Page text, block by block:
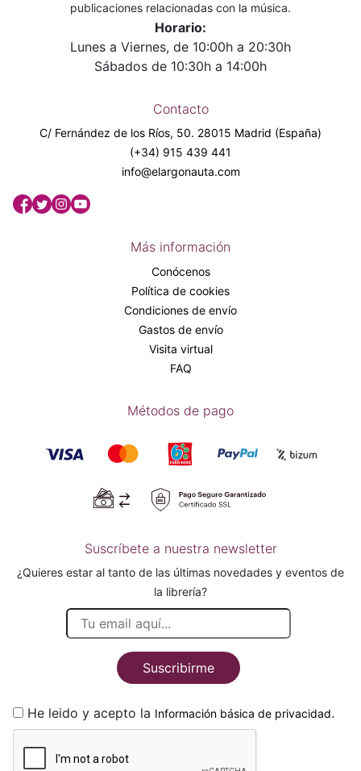
publicaciones relacionadas con la música.
Horario:
Lunes a Viernes, de 10:00h a 20:30h
Sábados de 10:30h a 14:00h
Contacto
C/ Fernández de los Ríos, 50. 28015 Madrid (España)
(+34) 915 439 441
info@elargonauta.com
Más información
Conócenos
Política de cookies
Condiciones de envío
Gastos de envío
Visita virtual
FAQ
Métodos de pago
Suscríbete a nuestra newsletter
¿Quieres estar al tanto de las últimas novedades y eventos de
la librería?
Suscribirme
He leido y acepto la Información básica de privacidad.